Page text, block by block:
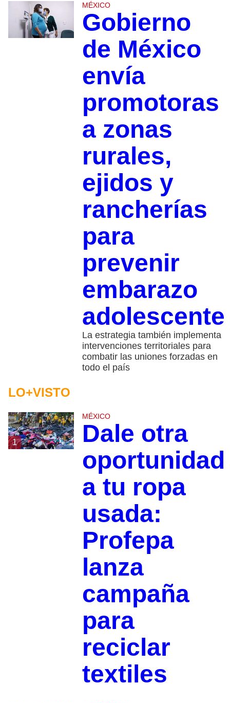
MÉXICO
Gobierno
de México
envía
promotoras
a zonas
rurales,
ejidos y
rancherías
para
prevenir
embarazo
adolescente
La estrategia también implementa
intervenciones territoriales para
combatir las uniones forzadas en
todo el país
LO+VISTO
1
MÉXICO
Dale otra
oportunidad
a tu ropa
usada:
Profepa
lanza
campaña
para
reciclar
textiles